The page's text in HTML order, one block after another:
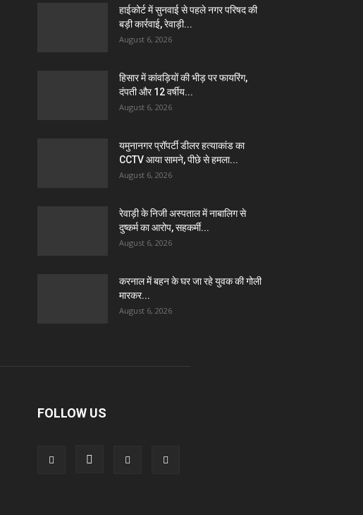
हाईकोर्ट में सुनवाई से पहले नगर परिषद की
बड़ी कार्रवाई, रेवाड़ी...
August 6, 2026
हिसार में कांवड़ियों की भीड़ पर फायरिंग,
दंपती और 12 वर्षीय...
August 6, 2026
यमुनानगर प्रॉपर्टी डीलर हत्याकांड का
CCTV आया सामने, पीछे से हमला...
August 6, 2026
रेवाड़ी के निजी अस्पताल में नाबालिग से
दुष्कर्म का आरोप, सहकर्मी...
August 6, 2026
करनाल में बहन के घर जा रहे युवक की गोली
मारकर...
August 6, 2026
FOLLOW US